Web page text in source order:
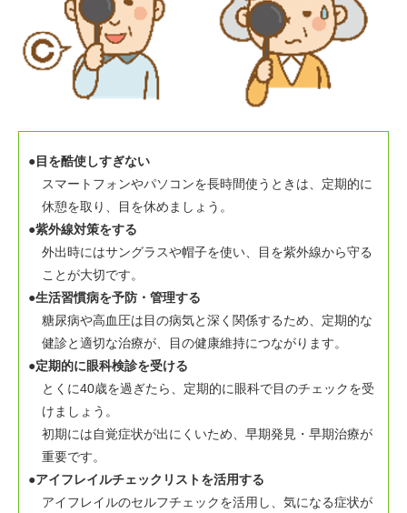
●目を酷使しすぎない
スマートフォンやパソコンを長時間使うときは、定期的に
休憩を取り、目を休めましょう。
●紫外線対策をする
外出時にはサングラスや帽子を使い、目を紫外線から守る
ことが大切です。
●生活習慣病を予防・管理する
糖尿病や高血圧は目の病気と深く関係するため、定期的な
健診と適切な治療が、目の健康維持につながります。
●定期的に眼科検診を受ける
とくに40歳を過ぎたら、定期的に眼科で目のチェックを受
けましょう。
初期には自覚症状が出にくいため、早期発見・早期治療が
重要です。
●アイフレイルチェックリストを活用する
アイフレイルのセルフチェックを活用し、気になる症状が